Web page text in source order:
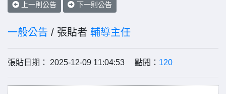
上一則公告 下一則公告
一般公告 / 張貼者 輔導主任
張貼日期： 2025-12-09 11:04:53 點閱： 120